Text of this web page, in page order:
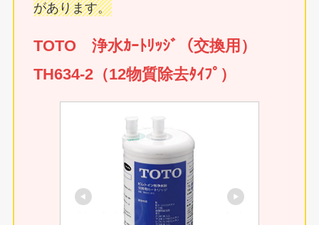
があります。
TOTO 浄水ｶｰﾄﾘｯｼﾞ（交換用）
TH634-2（12物質除去ﾀｲﾌﾟ）